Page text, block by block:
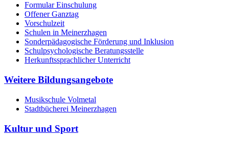
Formular Einschulung
Offener Ganztag
Vorschulzeit
Schulen in Meinerzhagen
Sonderpädagogische Förderung und Inklusion
Schulpsychologische Beratungsstelle
Herkunftssprachlicher Unterricht
Weitere Bildungsangebote
Musikschule Volmetal
Stadtbücherei Meinerzhagen
Kultur und Sport